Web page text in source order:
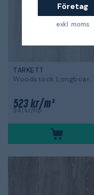
Företag
exkl. moms
TARKETT
Woodstock Longboards
523 kr/m²
941 kr/frp